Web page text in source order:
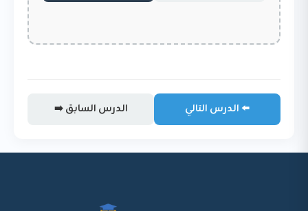
➡️ الدرس السابق الدرس التالي ⬅️